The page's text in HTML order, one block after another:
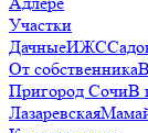
Участки
ДачныеИЖС
От собственника
Пригород СочиВ
Лазаревская